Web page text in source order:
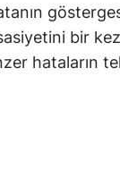
bir
hataların